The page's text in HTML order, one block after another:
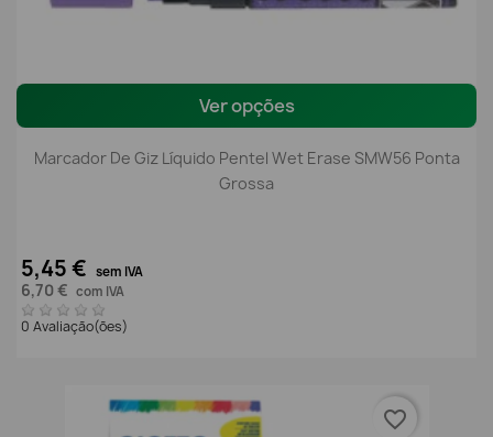
Ver opções
Marcador De Giz Líquido Pentel Wet Erase SMW56 Ponta
Grossa
5,45 € sem IVA
6,70 € com IVA
0 Avaliação(ões)
favorite_border